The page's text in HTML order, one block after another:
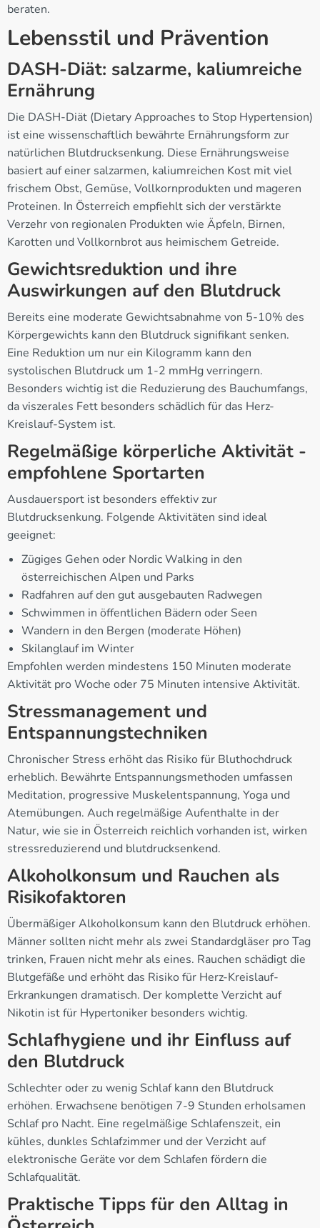
beraten.
Lebensstil und Prävention
DASH-Diät: salzarme, kaliumreiche
Ernährung
Die DASH-Diät (Dietary Approaches to Stop Hypertension)
ist eine wissenschaftlich bewährte Ernährungsform zur
natürlichen Blutdrucksenkung. Diese Ernährungsweise
basiert auf einer salzarmen, kaliumreichen Kost mit viel
frischem Obst, Gemüse, Vollkornprodukten und mageren
Proteinen. In Österreich empfiehlt sich der verstärkte
Verzehr von regionalen Produkten wie Äpfeln, Birnen,
Karotten und Vollkornbrot aus heimischem Getreide.
Gewichtsreduktion und ihre
Auswirkungen auf den Blutdruck
Bereits eine moderate Gewichtsabnahme von 5-10% des
Körpergewichts kann den Blutdruck signifikant senken.
Eine Reduktion um nur ein Kilogramm kann den
systolischen Blutdruck um 1-2 mmHg verringern.
Besonders wichtig ist die Reduzierung des Bauchumfangs,
da viszerales Fett besonders schädlich für das Herz-
Kreislauf-System ist.
Regelmäßige körperliche Aktivität -
empfohlene Sportarten
Ausdauersport ist besonders effektiv zur
Blutdrucksenkung. Folgende Aktivitäten sind ideal
geeignet:
Zügiges Gehen oder Nordic Walking in den
österreichischen Alpen und Parks
Radfahren auf den gut ausgebauten Radwegen
Schwimmen in öffentlichen Bädern oder Seen
Wandern in den Bergen (moderate Höhen)
Skilanglauf im Winter
Empfohlen werden mindestens 150 Minuten moderate
Aktivität pro Woche oder 75 Minuten intensive Aktivität.
Stressmanagement und
Entspannungstechniken
Chronischer Stress erhöht das Risiko für Bluthochdruck
erheblich. Bewährte Entspannungsmethoden umfassen
Meditation, progressive Muskelentspannung, Yoga und
Atemübungen. Auch regelmäßige Aufenthalte in der
Natur, wie sie in Österreich reichlich vorhanden ist, wirken
stressreduzierend und blutdrucksenkend.
Alkoholkonsum und Rauchen als
Risikofaktoren
Übermäßiger Alkoholkonsum kann den Blutdruck erhöhen.
Männer sollten nicht mehr als zwei Standardgläser pro Tag
trinken, Frauen nicht mehr als eines. Rauchen schädigt die
Blutgefäße und erhöht das Risiko für Herz-Kreislauf-
Erkrankungen dramatisch. Der komplette Verzicht auf
Nikotin ist für Hypertoniker besonders wichtig.
Schlafhygiene und ihr Einfluss auf
den Blutdruck
Schlechter oder zu wenig Schlaf kann den Blutdruck
erhöhen. Erwachsene benötigen 7-9 Stunden erholsamen
Schlaf pro Nacht. Eine regelmäßige Schlafenszeit, ein
kühles, dunkles Schlafzimmer und der Verzicht auf
elektronische Geräte vor dem Schlafen fördern die
Schlafqualität.
Praktische Tipps für den Alltag in